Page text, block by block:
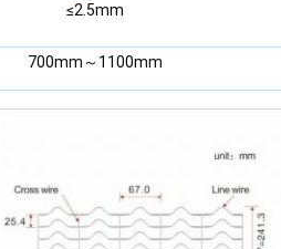
≤2.5mm
700mm～1100mm